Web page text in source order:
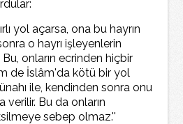
yol açarsa, ona bu hayrın
o hayrı işleyenlerin
onların ecrinden hiçbir
de İslâm'da kötü bir yol
ile, kendinden sonra onu
verilir. Bu da onların
sebep olmaz.''